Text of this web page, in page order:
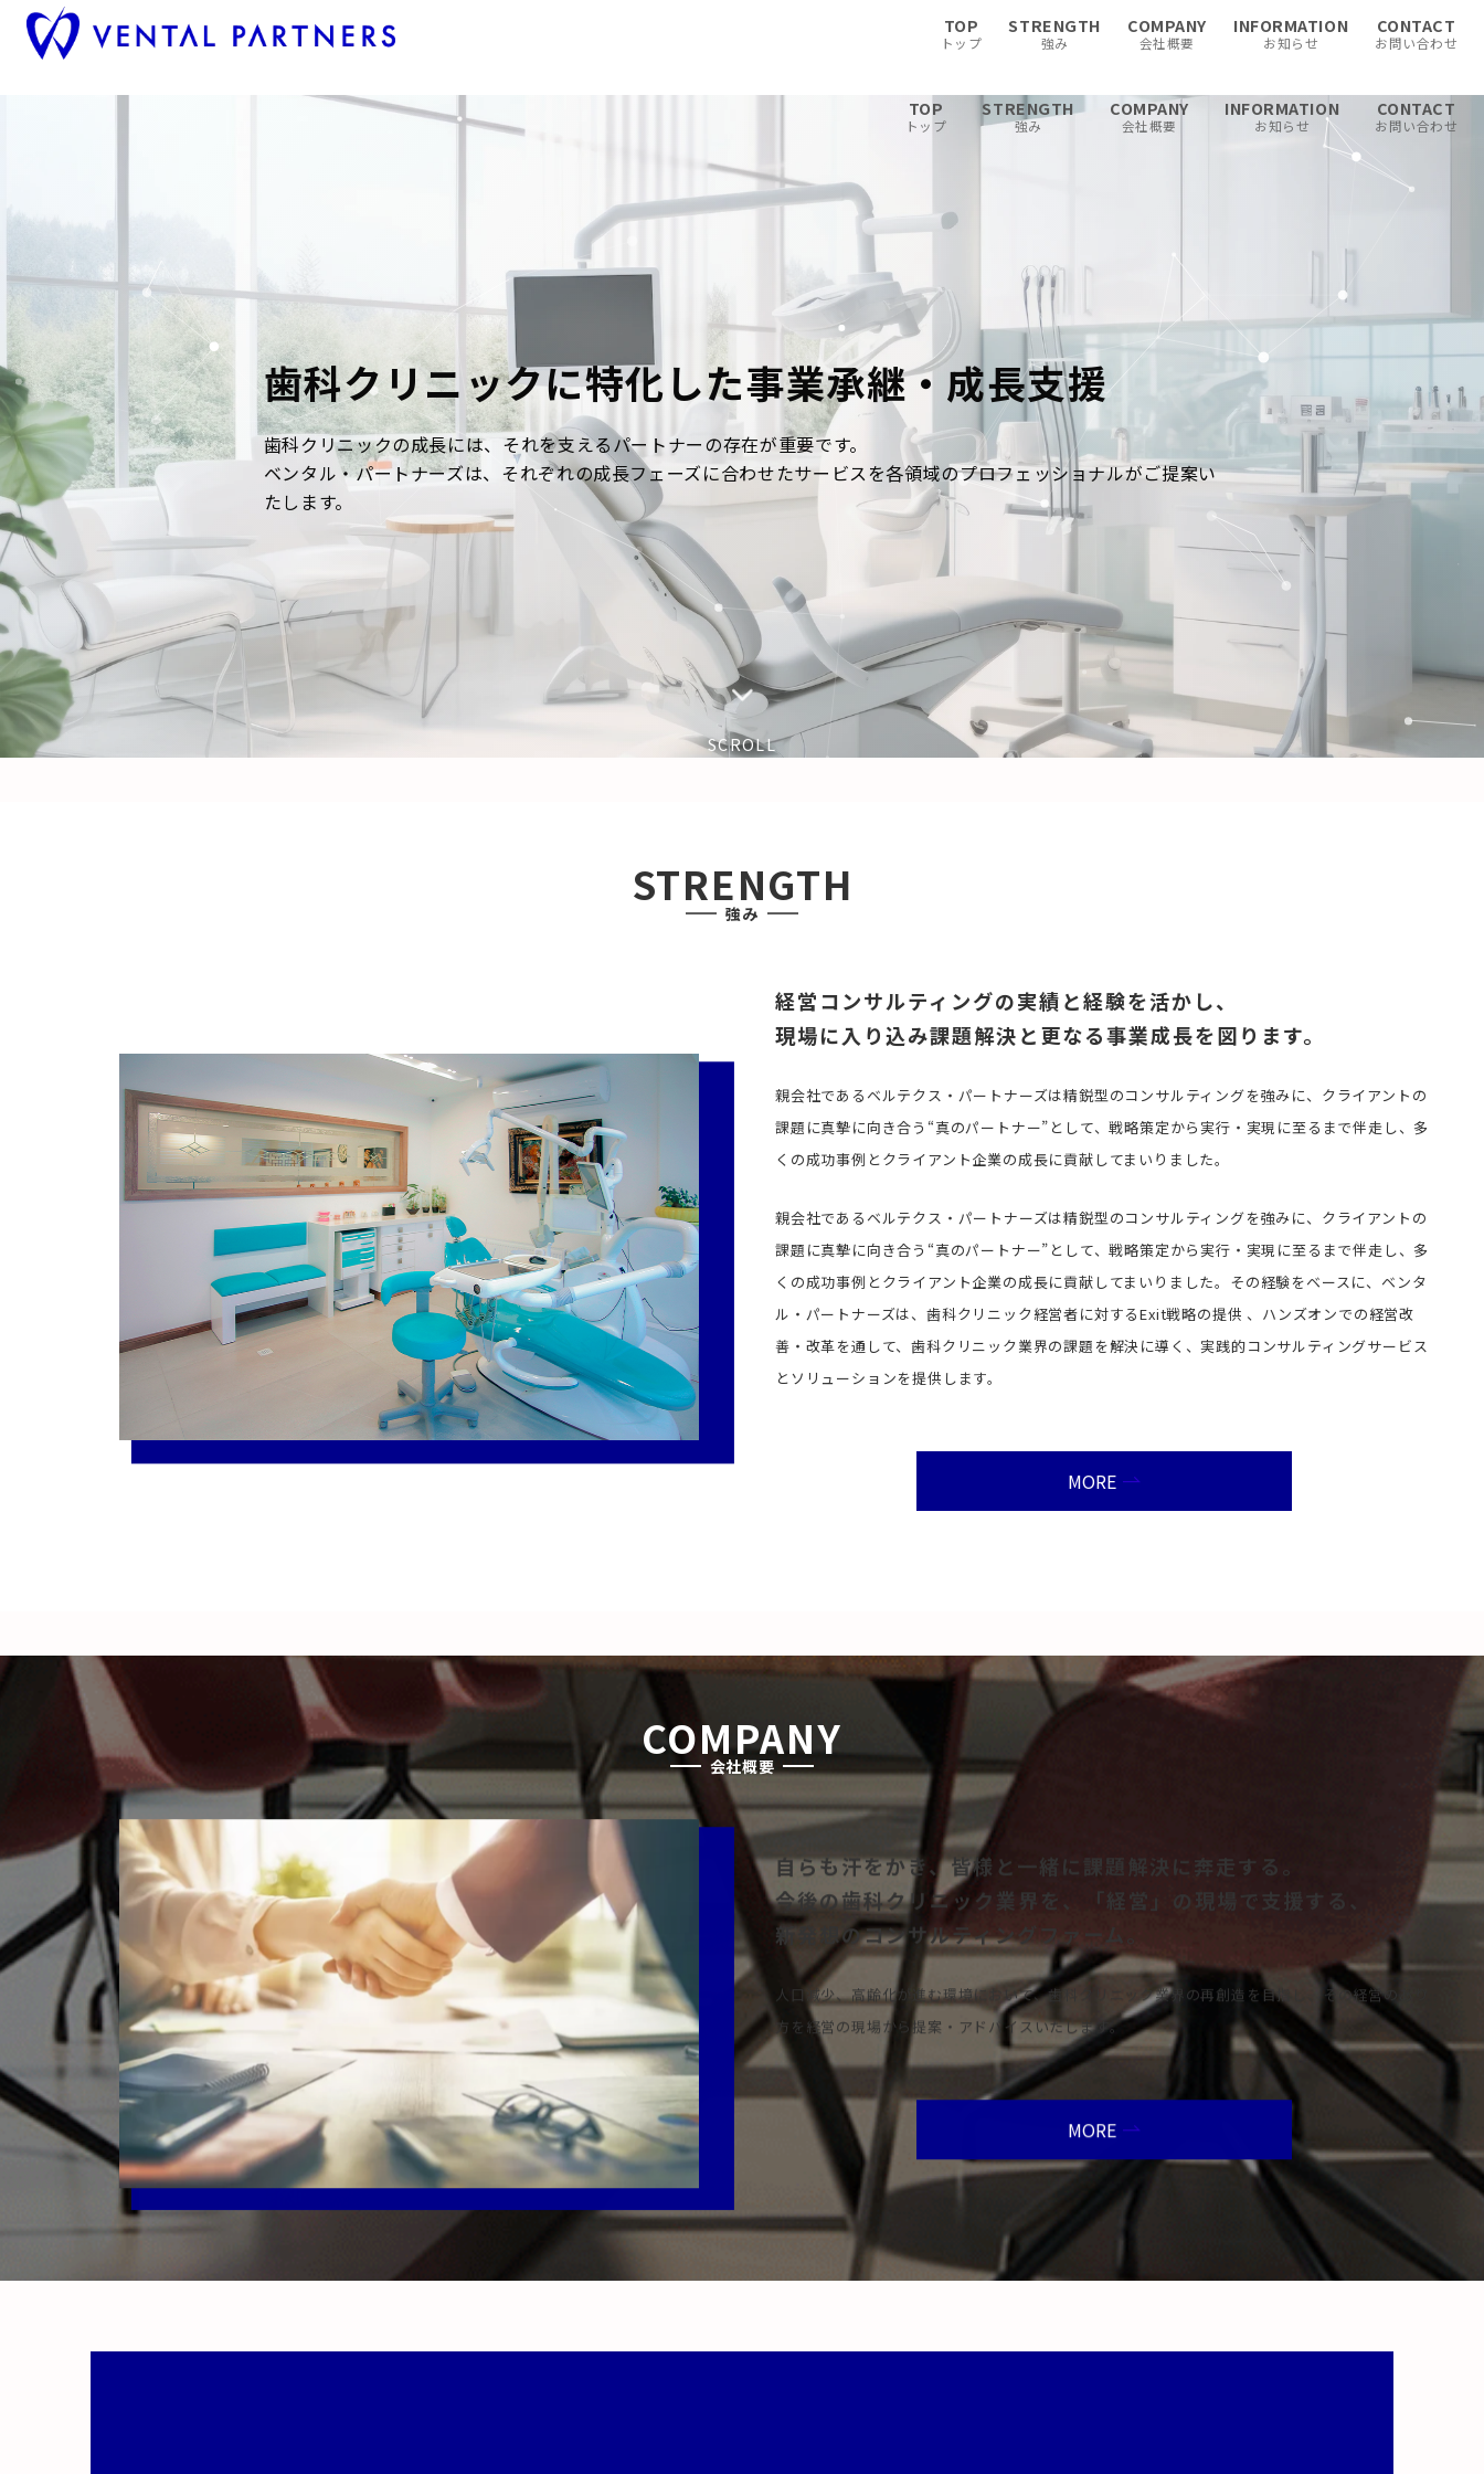
TOP
トップ
STRENGTH
強み
COMPANY
会社概要
INFORMATION
お知らせ
CONTACT
お問い合わせ
TOP
トップ
STRENGTH
強み
COMPANY
会社概要
INFORMATION
お知らせ
CONTACT
お問い合わせ
歯科クリニックに特化した事業承継・成長支援
歯科クリニックの成長には、それを支えるパートナーの存在が重要です。
ベンタル・パートナーズは、それぞれの成長フェーズに合わせたサービスを各領域のプロフェッショナルがご提案い
たします。
SCROLL
STRENGTH
強み
経営コンサルティングの実績と経験を活かし、
現場に入り込み課題解決と更なる事業成長を図ります。
親会社であるベルテクス・パートナーズは精鋭型のコンサルティングを強みに、クライアントの
課題に真摯に向き合う“真のパートナー”として、戦略策定から実行・実現に至るまで伴走し、多
くの成功事例とクライアント企業の成長に貢献してまいりました。
親会社であるベルテクス・パートナーズは精鋭型のコンサルティングを強みに、クライアントの
課題に真摯に向き合う“真のパートナー”として、戦略策定から実行・実現に至るまで伴走し、多
くの成功事例とクライアント企業の成長に貢献してまいりました。その経験をベースに、ベンタ
ル・パートナーズは、歯科クリニック経営者に対するExit戦略の提供 、ハンズオンでの経営改
善・改革を通して、歯科クリニック業界の課題を解決に導く、実践的コンサルティングサービス
とソリューションを提供します。
MORE
COMPANY
会社概要
自らも汗をかき、皆様と一緒に課題解決に奔走する。
今後の歯科クリニック業界を、「経営」の現場で支援する、
新発想のコンサルティングファーム。
人口減少、高齢化が進む環境において、歯科クリニック業界の再創造を目指し、その経営のあり
方を経営の現場から提案・アドバイスいたします。
MORE